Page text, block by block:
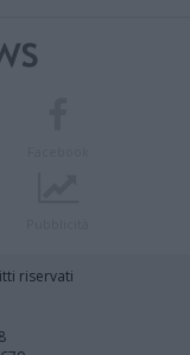
riservati